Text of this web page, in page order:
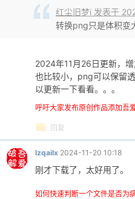
红尘旧梦i 发表于
转换png只是体积变
2024年11月26日更新，
也比较小，png可以保留
以更新一下看看。。。
呼吁大家发布原创作品添加吾
回复
lzqailx 2024-11-20 10:18
刚才下载了，太好用了。
如何快速判断一个文件是否为病